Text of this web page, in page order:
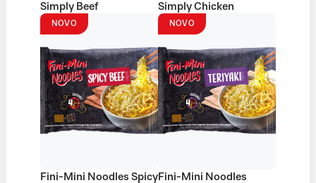
Simply Beef
Simply Chicken
NOVO
Fini-Mini Noodles Spicy
NOVO
Fini-Mini Noodles